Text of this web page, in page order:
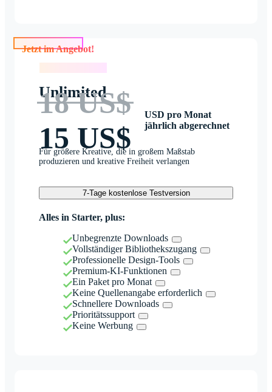
Jetzt im Angebot!
Unlimited
18 US$
15 US$
USD pro Monat
jährlich abgerechnet
Für größere Kreative, die in großem Maßstab
produzieren und kreative Freiheit verlangen
7-Tage kostenlose Testversion
Alles in Starter, plus:
Unbegrenzte Downloads
Vollständiger Bibliothekszugang
Professionelle Design-Tools
Premium-KI-Funktionen
Ein Paket pro Monat
Keine Quellenangabe erforderlich
Schnellere Downloads
Prioritätssupport
Keine Werbung